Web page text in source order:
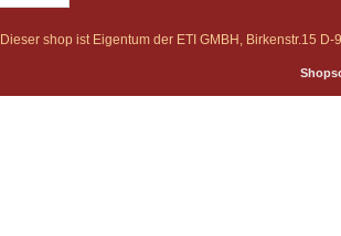
Dieser shop ist Eigentum der ETI GMBH, Birkenstr.15